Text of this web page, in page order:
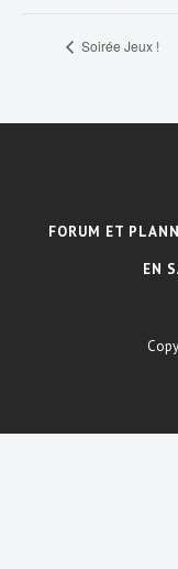
Soirée Jeux !
FORUM ET
EN